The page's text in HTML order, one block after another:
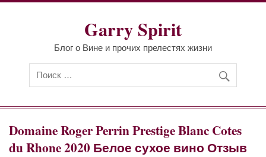
Перейти
Garry Spirit
Блог о Вине и прочих прелестях жизни
Domaine Roger Perrin Prestige Blanc Cotes
du Rhone 2020 Белое сухое вино Отзыв